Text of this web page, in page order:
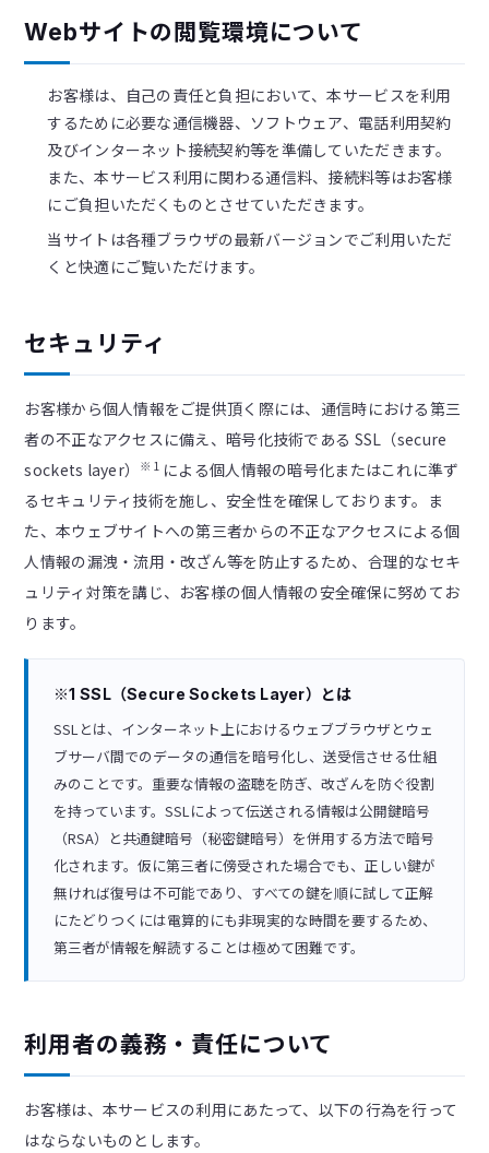
Webサイトの閲覧環境について
お客様は、自己の責任と負担において、本サービスを利用
するために必要な通信機器、ソフトウェア、電話利用契約
及びインターネット接続契約等を準備していただきます。
また、本サービス利用に関わる通信料、接続料等はお客様
にご負担いただくものとさせていただきます。
当サイトは各種ブラウザの最新バージョンでご利用いただ
くと快適にご覧いただけます。
セキュリティ
お客様から個人情報をご提供頂く際には、通信時における第三
者の不正なアクセスに備え、暗号化技術である SSL（secure
sockets layer）
※1による個人情報の暗号化またはこれに準ず
るセキュリティ技術を施し、安全性を確保しております。ま
た、本ウェブサイトへの第三者からの不正なアクセスによる個
人情報の漏洩・流用・改ざん等を防止するため、合理的なセキ
ュリティ対策を講じ、お客様の個人情報の安全確保に努めてお
ります。
※1 SSL（Secure Sockets Layer）とは
SSLとは、インターネット上におけるウェブブラウザとウェ
ブサーバ間でのデータの通信を暗号化し、送受信させる仕組
みのことです。重要な情報の盗聴を防ぎ、改ざんを防ぐ役割
を持っています。SSLによって伝送される情報は公開鍵暗号
（RSA）と共通鍵暗号（秘密鍵暗号）を併用する方法で暗号
化されます。仮に第三者に傍受された場合でも、正しい鍵が
無ければ復号は不可能であり、すべての鍵を順に試して正解
にたどりつくには電算的にも非現実的な時間を要するため、
第三者が情報を解読することは極めて困難です。
利用者の義務・責任について
お客様は、本サービスの利用にあたって、以下の行為を行って
はならないものとします。